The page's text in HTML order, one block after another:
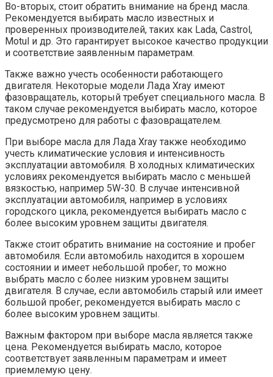
Во-вторых, стоит обратить внимание на бренд масла.
Рекомендуется выбирать масло известных и
проверенных производителей, таких как Lada, Castrol,
Motul и др. Это гарантирует высокое качество продукции
и соответствие заявленным параметрам.
Также важно учесть особенности работающего
двигателя. Некоторые модели Лада Xray имеют
фазовращатель, который требует специального масла. В
таком случае рекомендуется выбирать масло, которое
предусмотрено для работы с фазовращателем.
При выборе масла для Лада Xray также необходимо
учесть климатические условия и интенсивность
эксплуатации автомобиля. В холодных климатических
условиях рекомендуется выбирать масло с меньшей
вязкостью, например 5W-30. В случае интенсивной
эксплуатации автомобиля, например в условиях
городского цикла, рекомендуется выбирать масло с
более высоким уровнем защиты двигателя.
Также стоит обратить внимание на состояние и пробег
автомобиля. Если автомобиль находится в хорошем
состоянии и имеет небольшой пробег, то можно
выбрать масло с более низким уровнем защиты
двигателя. В случае, если автомобиль старый или имеет
большой пробег, рекомендуется выбирать масло с
более высоким уровнем защиты.
Важным фактором при выборе масла является также
цена. Рекомендуется выбирать масло, которое
соответствует заявленным параметрам и имеет
приемлемую цену.